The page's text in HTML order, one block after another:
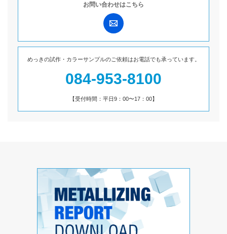
お問い合わせはこちら
めっきの試作・カラーサンプルのご依頼はお電話でも承っています。
084-953-8100
【受付時間：平日9：00〜17：00】